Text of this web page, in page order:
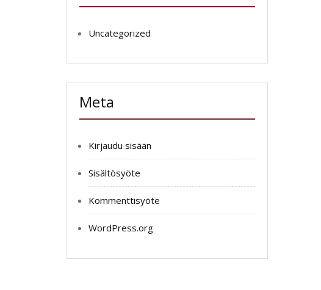
Uncategorized
Meta
Kirjaudu sisään
Sisältösyöte
Kommenttisyöte
WordPress.org